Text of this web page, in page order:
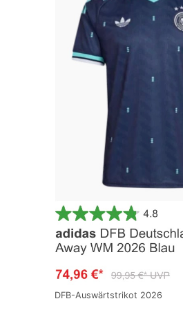
DFB-Auswärtstrikot 2026